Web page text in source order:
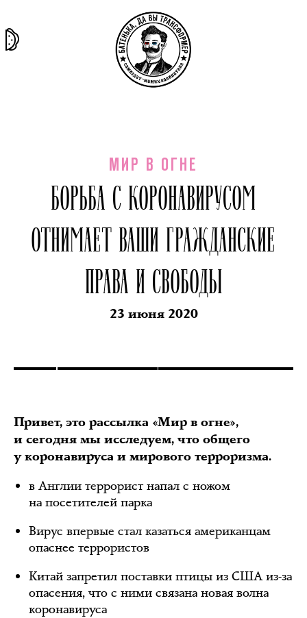
МИР В ОГНЕ
БОРЬБА С КОРОНАВИРУСОМ
ОТНИМАЕТ ВАШИ ГРАЖДАНСКИЕ
ПРАВА И СВОБОДЫ
23 июня 2020
Привет, это рассылка «Мир в огне»,
и сегодня мы исследуем, что общего
у коронавируса и мирового терроризма.
в Англии террорист напал с ножом
на посетителей парка
Вирус впервые стал казаться американцам
опаснее террористов
Китай запретил поставки птицы из США из-за
опасения, что с ними связана новая волна
коронавируса